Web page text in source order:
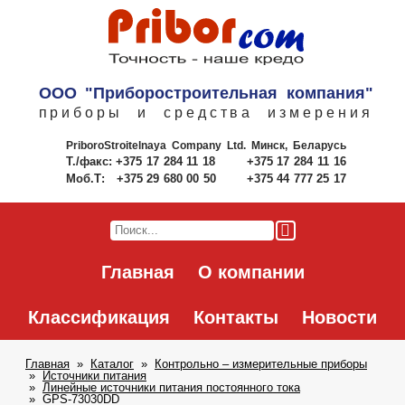
ООО "Приборостроительная компания"
приборы и средства измерения
PriboroStroitelnaya Company Ltd.Минск, Беларусь
Т./факс: +375 17 284 11 18
+375 17 284 11 16
Моб.Т:
+375 29 680 00 50 +375 44 777 25 17
Главная О компании
Классификация Контакты Новости
Главная Каталог
Контрольно – измерительные приборы
Источники питания
Линейные источники питания постоянного тока
GPS-73030DD